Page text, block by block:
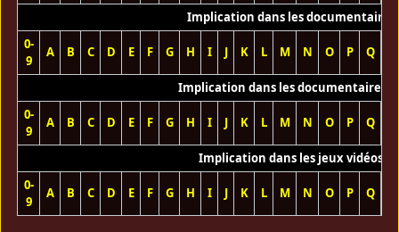
Implication dans les documentaires
0-
9
A B C D E F G H I J K L M N O P Q
Implication dans les documentaires
0-
9
A B C D E F G H I J K L M N O P Q
Implication dans les jeux vidéos
0-
9
A B C D E F G H I J K L M N O P Q